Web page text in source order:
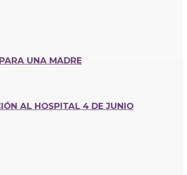
UNA MADRE
AL HOSPITAL 4 DE JUNIO